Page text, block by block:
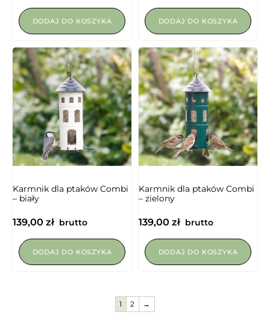
DODAJ DO KOSZYKA DODAJ DO KOSZYKA
Karmnik dla ptaków Combi
– biały
139,00 zł brutto
DODAJ DO KOSZYKA
Karmnik dla ptaków Combi
– zielony
139,00 zł brutto
DODAJ DO KOSZYKA
1 2 →